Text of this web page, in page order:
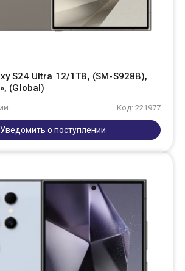
S24 Ultra 12/1TB, (SM-S928B),
(Global)
Код: 221977
Уведомить о поступлении